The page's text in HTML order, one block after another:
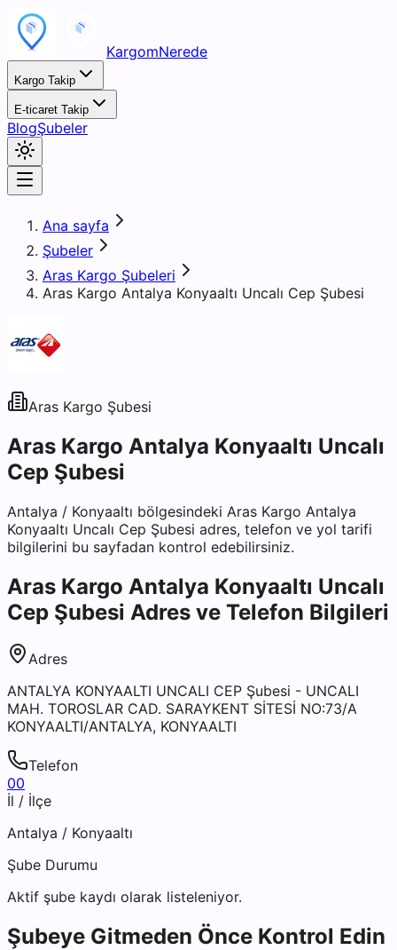
KargomNerede
Kargo Takip
E-ticaret Takip
BlogŞubeler
Ana sayfa
Şubeler
Aras Kargo Şubeleri
Aras Kargo Antalya Konyaaltı Uncalı Cep Şubesi
Aras Kargo Şubesi
Aras Kargo Antalya Konyaaltı Uncalı
Cep Şubesi
Antalya / Konyaaltı bölgesindeki Aras Kargo Antalya
Konyaaltı Uncalı Cep Şubesi adres, telefon ve yol tarifi
bilgilerini bu sayfadan kontrol edebilirsiniz.
Aras Kargo Antalya Konyaaltı Uncalı
Cep Şubesi Adres ve Telefon Bilgileri
Adres
ANTALYA KONYAALTI UNCALI CEP Şubesi - UNCALI
MAH. TOROSLAR CAD. SARAYKENT SİTESİ NO:73/A
KONYAALTI/ANTALYA, KONYAALTI
Telefon
00
İl / İlçe
Antalya / Konyaaltı
Şube Durumu
Aktif şube kaydı olarak listeleniyor.
Şubeye Gitmeden Önce Kontrol Edin